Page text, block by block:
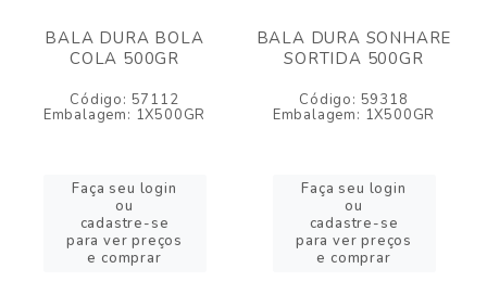
BALA DURA BOLA
COLA 500GR
Código: 57112
Embalagem: 1X500GR
Faça seu login
ou
cadastre-se
para ver preços
e comprar
BALA DURA SONHARE
SORTIDA 500GR
Código: 59318
Embalagem: 1X500GR
Faça seu login
ou
cadastre-se
para ver preços
e comprar